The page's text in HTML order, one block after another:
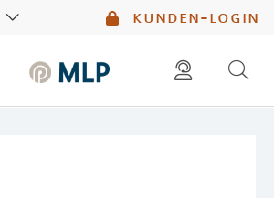
kunden-login